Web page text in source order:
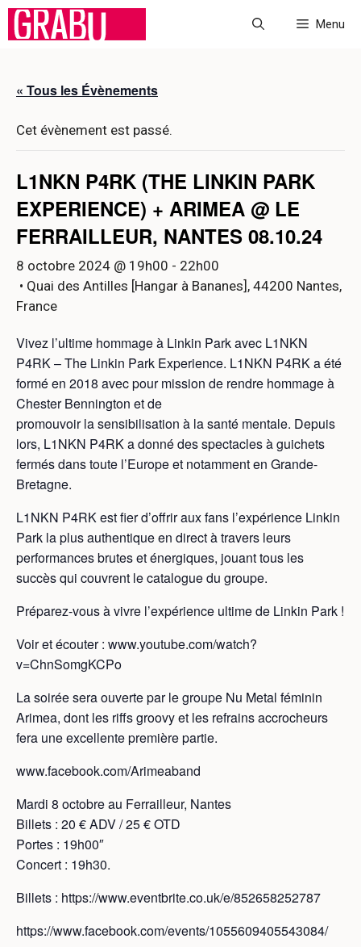
Aller
Menu
« Tous les Évènements
Cet évènement est passé.
L1NKN P4RK (THE LINKIN PARK
EXPERIENCE) + ARIMEA @ LE
FERRAILLEUR, NANTES 08.10.24
8 octobre 2024 @ 19h00 - 22h00
• Quai des Antilles [Hangar à Bananes], 44200 Nantes,
France
Vivez l’ultime hommage à Linkin Park avec L1NKN
P4RK – The Linkin Park Experience. L1NKN P4RK a été
formé en 2018 avec pour mission de rendre hommage à
Chester Bennington et de
promouvoir la sensibilisation à la santé mentale. Depuis
lors, L1NKN P4RK a donné des spectacles à guichets
fermés dans toute l’Europe et notamment en Grande-
Bretagne.
L1NKN P4RK est fier d’offrir aux fans l’expérience Linkin
Park la plus authentique en direct à travers leurs
performances brutes et énergiques, jouant tous les
succès qui couvrent le catalogue du groupe.
Préparez-vous à vivre l’expérience ultime de Linkin Park !
Voir et écouter : www.youtube.com/watch?
v=ChnSomgKCPo
La soirée sera ouverte par le groupe Nu Metal féminin
Arimea, dont les riffs groovy et les refrains accrocheurs
fera une excellente première partie.
www.facebook.com/Arimeaband
Mardi 8 octobre au Ferrailleur, Nantes
Billets : 20 € ADV / 25 € OTD
Portes : 19h00″
Concert : 19h30.
Billets : https://www.eventbrite.co.uk/e/852658252787
https://www.facebook.com/events/1055609405543084/